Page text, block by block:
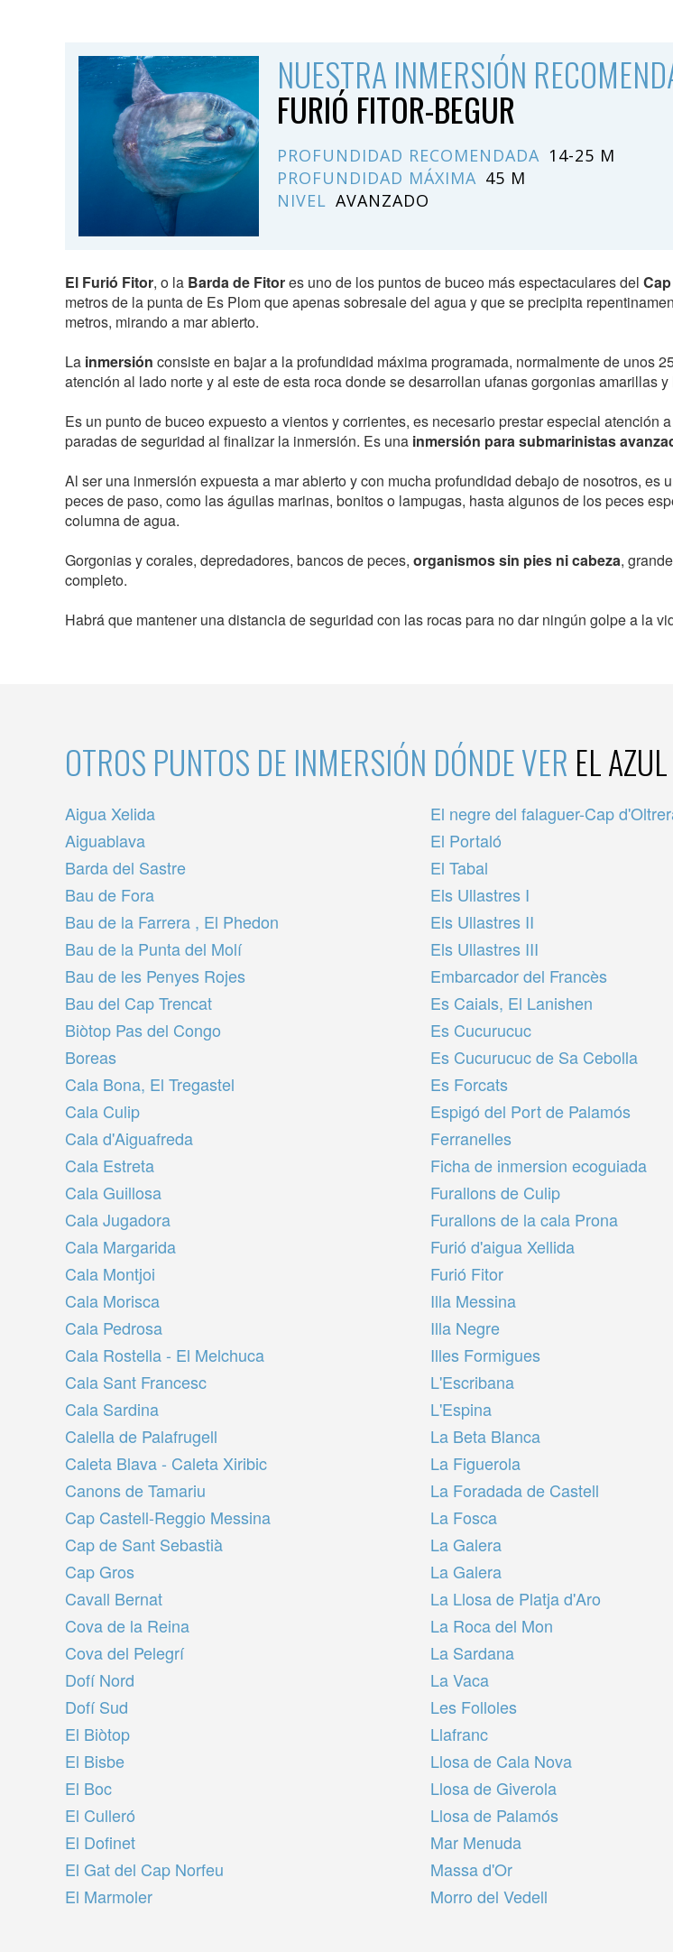
NUESTRA INMERSIÓN
FURIÓ FITOR-BEGUR
PROFUNDIDAD RECOMENDADA 14-25 M
PROFUNDIDAD MÁXIMA 45 M
NIVEL AVANZADO
El Furió Fitor, o la Barda de Fitores uno de los puntos de buceo más espectaculares del
metros de la punta de Es Plom que apenas sobresale del agua y que se precipita
metros, mirando a mar abierto.
La inmersión consiste en bajar a la profundidad máxima programada, normalmente de unos
atención al lado norte y al este de esta roca donde se desarrollan ufanas gorgonias amarillas y
Es un punto de buceo expuesto a vientos y corrientes, es necesario prestar especial
paradas de seguridad al finalizar la inmersión. Es una inmersión para submarinistas
Al ser una inmersión expuesta a mar abierto y con mucha profundidad debajo de nosotros, es
peces de paso, como las águilas marinas, bonitos o lampugas, hasta algunos de los peces
columna de agua.
Gorgonias y corales, depredadores, bancos de peces, organismos sin pies ni cabeza,
completo.
Habrá que mantener una distancia de seguridad con las rocas para no dar ningún golpe a la
OTROS PUNTOS DE INMERSIÓN DÓNDE VER EL
Aigua Xelida
Aiguablava
Barda del Sastre
Bau de Fora
Bau de la Farrera , El Phedon
Bau de la Punta del Molí
Bau de les Penyes Rojes
Bau del Cap Trencat
Biòtop Pas del Congo
Boreas
Cala Bona, El Tregastel
Cala Culip
Cala d'Aiguafreda
Cala Estreta
Cala Guillosa
Cala Jugadora
Cala Margarida
Cala Montjoi
Cala Morisca
Cala Pedrosa
Cala Rostella - El Melchuca
Cala Sant Francesc
Cala Sardina
Calella de Palafrugell
Caleta Blava - Caleta Xiribic
Canons de Tamariu
Cap Castell-Reggio Messina
Cap de Sant Sebastià
Cap Gros
Cavall Bernat
Cova de la Reina
Cova del Pelegrí
Dofí Nord
Dofí Sud
El Biòtop
El Bisbe
El Boc
El Culleró
El Dofinet
El Gat del Cap Norfeu
El Marmoler
El negre del falaguer-Cap
El Portaló
El Tabal
Els Ullastres I
Els Ullastres II
Els Ullastres III
Embarcador del Francès
Es Caials, El Lanishen
Es Cucurucuc
Es Cucurucuc de Sa Cebolla
Es Forcats
Espigó del Port de Palamós
Ferranelles
Ficha de inmersion ecoguiada
Furallons de Culip
Furallons de la cala Prona
Furió d'aigua Xellida
Furió Fitor
Illa Messina
Illa Negre
Illes Formigues
L'Escribana
L'Espina
La Beta Blanca
La Figuerola
La Foradada de Castell
La Fosca
La Galera
La Galera
La Llosa de Platja d'Aro
La Roca del Mon
La Sardana
La Vaca
Les Folloles
Llafranc
Llosa de Cala Nova
Llosa de Giverola
Llosa de Palamós
Mar Menuda
Massa d'Or
Morro del Vedell